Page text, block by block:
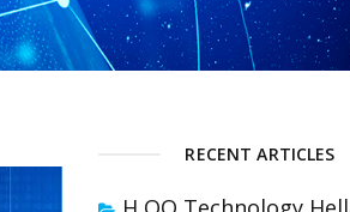
RECENT ARTICLES